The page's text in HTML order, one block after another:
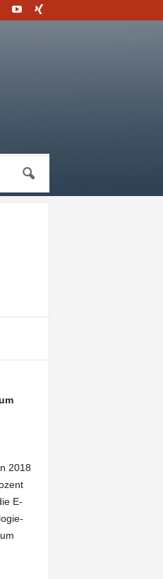
2018
E-